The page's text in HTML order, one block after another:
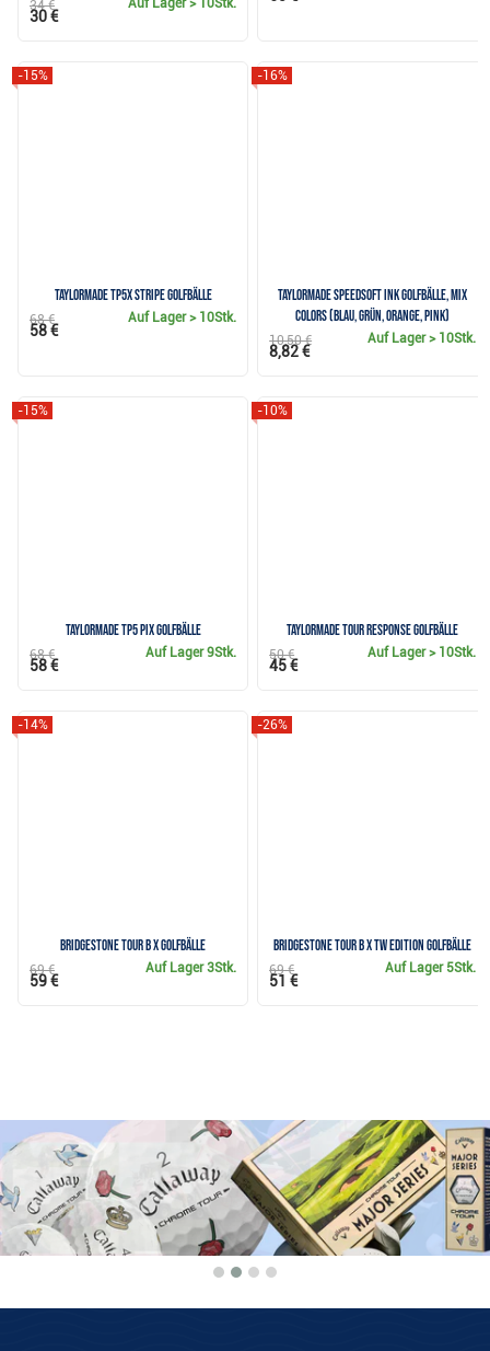
34 €
30 €
TaylorMade TP5x Stripe Golfbälle
-15%
Auf Lager> 10Stk.
68 €
58 €
TaylorMade SpeedSoft Ink Golfbälle, mix
colors (blau, grün, orange, pink)
-16%
Auf Lager> 10Stk.
10,50 €
8,82 €
TaylorMade TP5 pix Golfbälle
-15%
Auf Lager9Stk.
68 €
58 €
TaylorMade Tour Response Golfbälle
-10%
Auf Lager> 10Stk.
50 €
45 €
Bridgestone Tour B X Golfbälle
-14%
Auf Lager3Stk.
69 €
59 €
Bridgestone Tour B X TW Edition Golfbälle
-26%
Auf Lager 5Stk.
69 €
51 €